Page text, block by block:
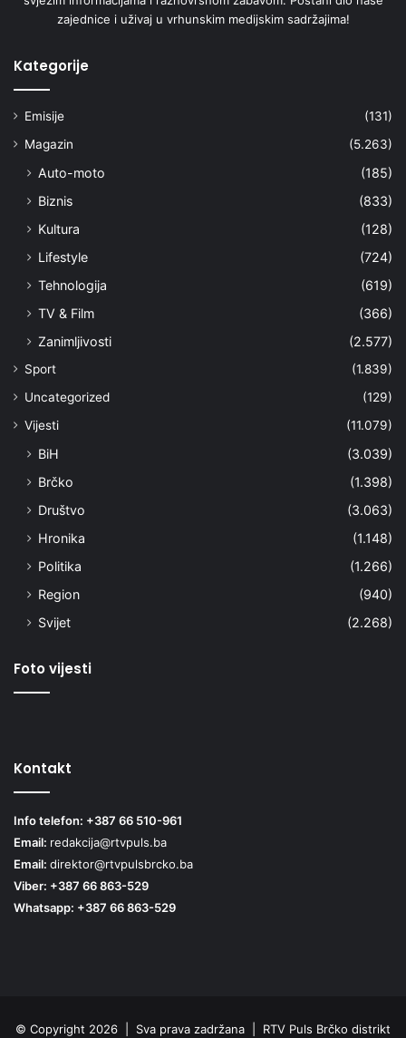
zajednice i uživaj u vrhunskim medijskim sadržajima!
Kategorije
Emisije
(131)
Magazin
(5.263)
Auto-moto
(185)
Biznis
(833)
Kultura
(128)
Lifestyle
(724)
Tehnologija
(619)
TV & Film
(366)
Zanimljivosti
(2.577)
Sport
(1.839)
Uncategorized
(129)
Vijesti
(11.079)
BiH
(3.039)
Brčko
(1.398)
Društvo
(3.063)
Hronika
(1.148)
Politika
(1.266)
Region
(940)
Svijet
(2.268)
Foto vijesti
Kontakt
Info telefon: +387 66 510-961
Email: redakcija@rtvpuls.ba
Email: direktor@rtvpulsbrcko.ba
Viber: +387 66 863-529
Whatsapp: +387 66 863-529
© Copyright 2026 | Sva prava zadržana | RTV Puls Brčko distrikt